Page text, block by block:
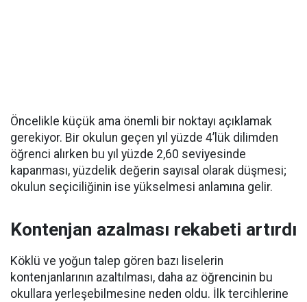
Öncelikle küçük ama önemli bir noktayı açıklamak
gerekiyor. Bir okulun geçen yıl yüzde 4’lük dilimden
öğrenci alırken bu yıl yüzde 2,60 seviyesinde
kapanması, yüzdelik değerin sayısal olarak düşmesi;
okulun seçiciliğinin ise yükselmesi anlamına gelir.
Kontenjan azalması rekabeti artırdı
Köklü ve yoğun talep gören bazı liselerin
kontenjanlarının azaltılması, daha az öğrencinin bu
okullara yerleşebilmesine neden oldu. İlk tercihlerine